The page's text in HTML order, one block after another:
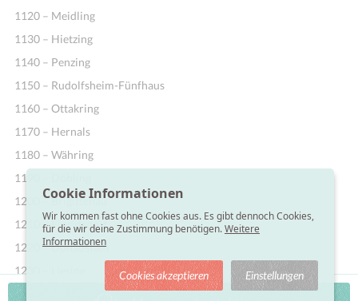
1120 – Meidling
1130 – Hietzing
1140 – Penzing
1150 – Rudolfsheim-Fünfhaus
1160 – Ottakring
1170 – Hernals
1180 – Währing
1190 – Döbling
1200 – Brigittenau
1210 – Floridsdorf
1220 – Donaustadt
1230 – Liesing
Cookie Informationen
Wir kommen fast ohne Cookies aus. Es gibt dennoch Cookies,
für die wir deine Zustimmung benötigen.Weitere
Informationen
Cookies akzeptieren Einstellungen